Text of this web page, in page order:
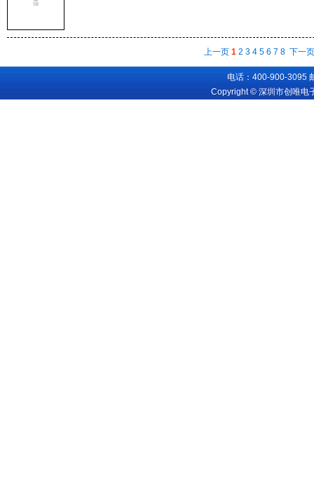
上一页 1 2 3 4 5 6 7 8 下一页
电话：400-900-3095
Copyright © 深圳市创唯电